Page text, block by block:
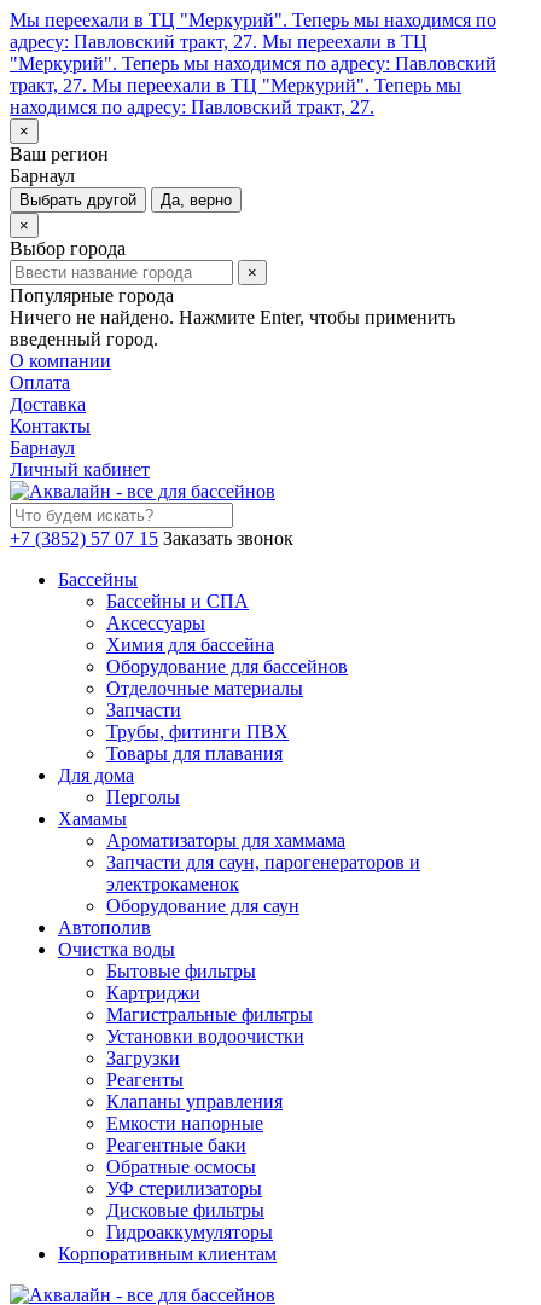
Мы переехали в ТЦ "Меркурий". Теперь мы находимся по
адресу: Павловский тракт, 27. Мы переехали в ТЦ
"Меркурий". Теперь мы находимся по адресу: Павловский
тракт, 27. Мы переехали в ТЦ "Меркурий". Теперь мы
находимся по адресу: Павловский тракт, 27.
×
Ваш регион
Барнаул
Выбрать другой
Да, верно
×
Выбор города
×
Популярные города
Ничего не найдено. Нажмите Enter, чтобы применить
введенный город.
О компании
Оплата
Доставка
Контакты
Барнаул
Личный кабинет
+7 (3852) 57 07 15 Заказать звонок
Бассейны
Бассейны и СПА
Аксессуары
Химия для бассейна
Оборудование для бассейнов
Отделочные материалы
Запчасти
Трубы, фитинги ПВХ
Товары для плавания
Для дома
Перголы
Хамамы
Ароматизаторы для хаммама
Запчасти для саун, парогенераторов и
электрокаменок
Оборудование для саун
Автополив
Очистка воды
Бытовые фильтры
Картриджи
Магистральные фильтры
Установки водоочистки
Загрузки
Реагенты
Клапаны управления
Емкости напорные
Реагентные баки
Обратные осмосы
УФ стерилизаторы
Дисковые фильтры
Гидроаккумуляторы
Корпоративным клиентам